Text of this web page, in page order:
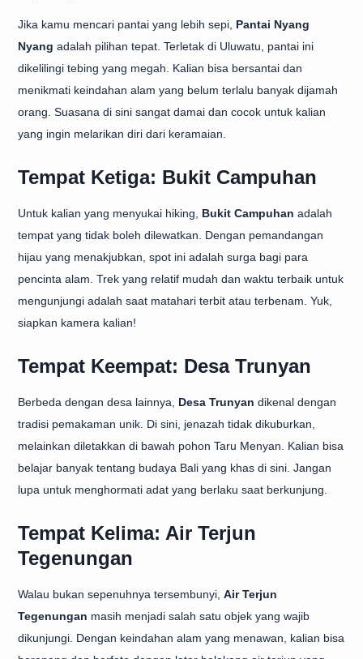
Jika kamu mencari pantai yang lebih sepi, Pantai Nyang
Nyang adalah pilihan tepat. Terletak di Uluwatu, pantai ini
dikelilingi tebing yang megah. Kalian bisa bersantai dan
menikmati keindahan alam yang belum terlalu banyak dijamah
orang. Suasana di sini sangat damai dan cocok untuk kalian
yang ingin melarikan diri dari keramaian.
Tempat Ketiga: Bukit Campuhan
Untuk kalian yang menyukai hiking, Bukit Campuhan adalah
tempat yang tidak boleh dilewatkan. Dengan pemandangan
hijau yang menakjubkan, spot ini adalah surga bagi para
pencinta alam. Trek yang relatif mudah dan waktu terbaik untuk
mengunjungi adalah saat matahari terbit atau terbenam. Yuk,
siapkan kamera kalian!
Tempat Keempat: Desa Trunyan
Berbeda dengan desa lainnya, Desa Trunyan dikenal dengan
tradisi pemakaman unik. Di sini, jenazah tidak dikuburkan,
melainkan diletakkan di bawah pohon Taru Menyan. Kalian bisa
belajar banyak tentang budaya Bali yang khas di sini. Jangan
lupa untuk menghormati adat yang berlaku saat berkunjung.
Tempat Kelima: Air Terjun
Tegenungan
Walau bukan sepenuhnya tersembunyi, Air Terjun
Tegenungan masih menjadi salah satu objek yang wajib
dikunjungi. Dengan keindahan alam yang menawan, kalian bisa